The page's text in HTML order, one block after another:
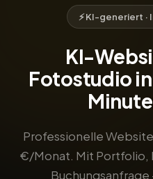
⚡ KI-generiert ·
KI-
Fotostudio in
Professionelle
€/Monat. Mit Portfolio,
Buchungsanfrage